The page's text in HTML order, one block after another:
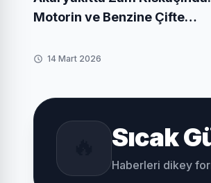
Motorin ve Benzine Çifte
14 Mart 2026
Sıcak
Haberleri dikey